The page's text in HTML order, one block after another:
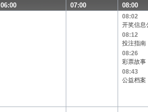
06:00 07:00 08:00
08:02
开奖信息
08:12
投注指南
08:26
彩票故事
08:43
公益档案